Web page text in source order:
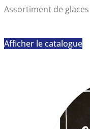
Assortiment de
Afficher le catalogue